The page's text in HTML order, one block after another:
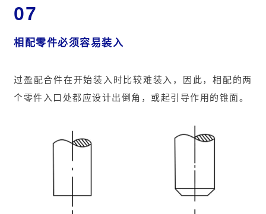
07
相配零件必须容易装入
过盈配合件在开始装入时比较难装入，因此，相配的两
个零件入口处都应设计出倒角，或起引导作用的锥面。